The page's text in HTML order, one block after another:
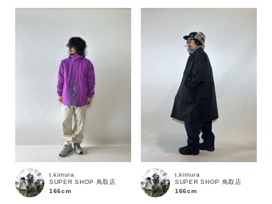
t.kimura
SUPER SHOP 鳥取店
166cm
t.kimura
SUPER SHOP 鳥取店
166cm